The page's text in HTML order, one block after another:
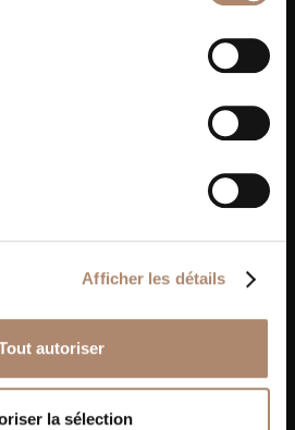
Afficher les détails
autoriser
la sélection
prestaties